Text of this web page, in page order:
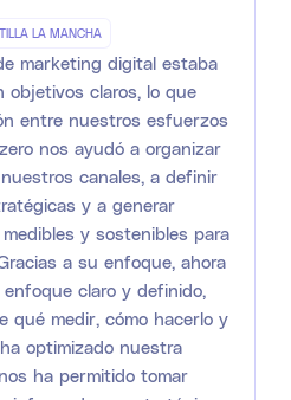
LA MANCHA
marketing digital estaba
objetivos claros, lo que
entre nuestros esfuerzos
nos ayudó a organizar
canales, a definir
y a generar
y sostenibles para
a su enfoque, ahora
claro y definido,
qué medir, cómo hacerlo y
optimizado nuestra
ha permitido tomar